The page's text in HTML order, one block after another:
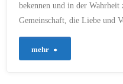
Falschmeldungen"
bekennen und in der
Gemeinschaft, die Liebe und
mehr